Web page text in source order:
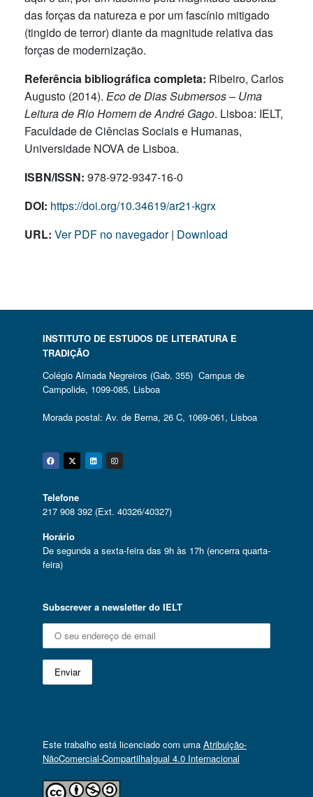
das forças da natureza e por um fascínio mitigado
(tingido de terror) diante da magnitude relativa das
forças de modernização.
Referência bibliográfica completa: Ribeiro, Carlos
Augusto (2014). Eco de Dias Submersos – Uma
Leitura de Rio Homem de André Gago. Lisboa: IELT,
Faculdade de Ciências Sociais e Humanas,
Universidade NOVA de Lisboa.
ISBN/ISSN: 978-972-9347-16-0
DOI: https://doi.org/10.34619/ar21-kgrx
URL: Ver PDF no navegador| Download
INSTITUTO DE ESTUDOS DE LITERATURA E
TRADIÇÃO
Colégio Almada Negreiros (Gab. 355) Campus de
Campolide, 1099-085, Lisboa
Morada postal: Av. de Berna, 26 C, 1069-061, Lisboa
Facebook
Twitter
Linkedin
Instagram
Telefone
217 908 392 (Ext. 40326/40327)
Horário
De segunda a sexta-feira das 9h às 17h (encerra quarta-
feira)
Subscrever a newsletter do IELT
Este trabalho está licenciado com uma Atribuição-
NãoComercial-CompartilhaIgual 4.0 Internacional